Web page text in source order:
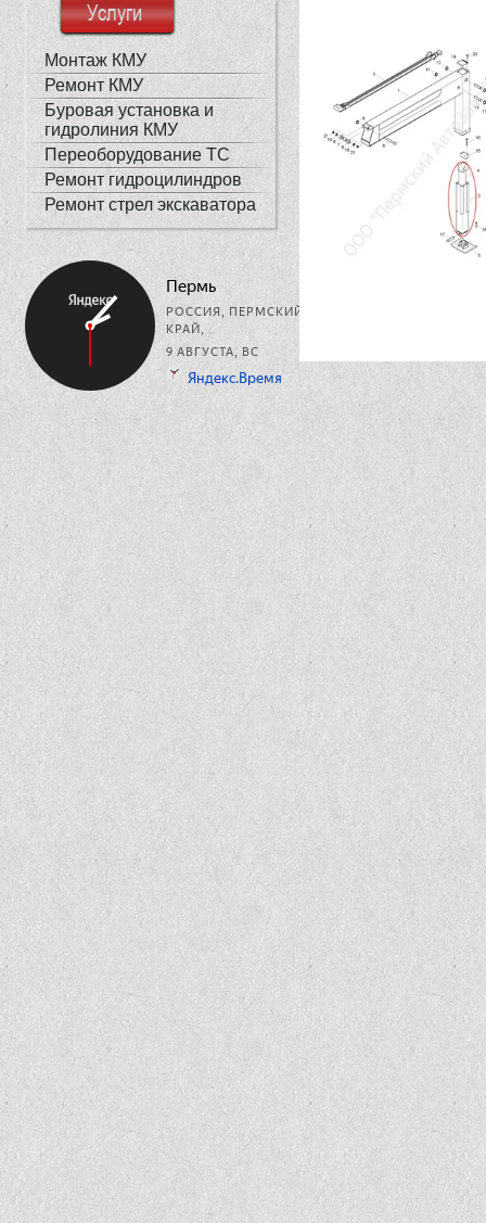
Услуги
Монтаж КМУ
Ремонт КМУ
Буровая установка и
гидролиния КМУ
Переоборудование ТС
Ремонт гидроцилиндров
Ремонт стрел экскаватора